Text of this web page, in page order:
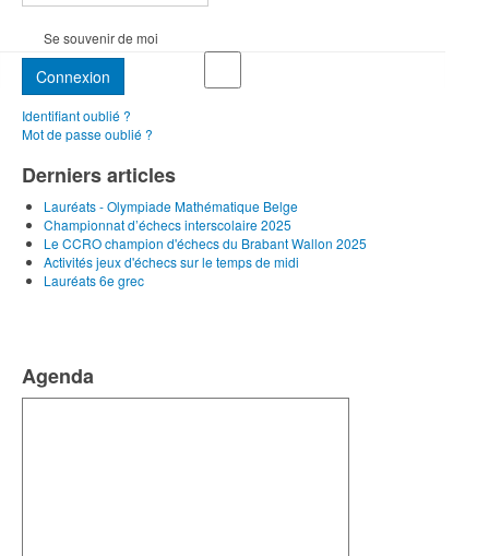
Se souvenir de moi
Connexion
Identifiant oublié ?
Mot de passe oublié ?
Derniers articles
Lauréats - Olympiade Mathématique Belge
Championnat d’échecs interscolaire 2025
Le CCRO champion d'échecs du Brabant Wallon 2025
Activités jeux d'échecs sur le temps de midi
Lauréats 6e grec
Agenda